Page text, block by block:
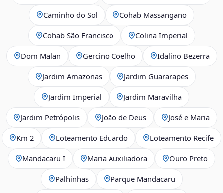
Caminho do Sol Cohab Massangano
Cohab São Francisco Colina Imperial
Dom Malan Gercino Coelho Idalino Bezerra
Jardim Amazonas Jardim Guararapes
Jardim Imperial Jardim Maravilha
Jardim Petrópolis João de Deus José e Maria
Km 2 Loteamento Eduardo Loteamento Recife
Mandacaru I Maria Auxiliadora Ouro Preto
Palhinhas Parque Mandacaru